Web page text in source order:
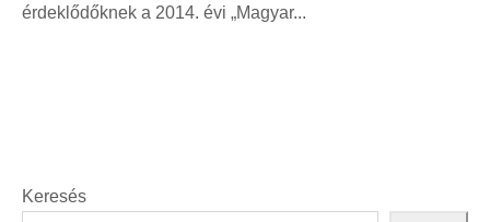
érdeklődőknek a 2014. évi „Magyar...
Keresés